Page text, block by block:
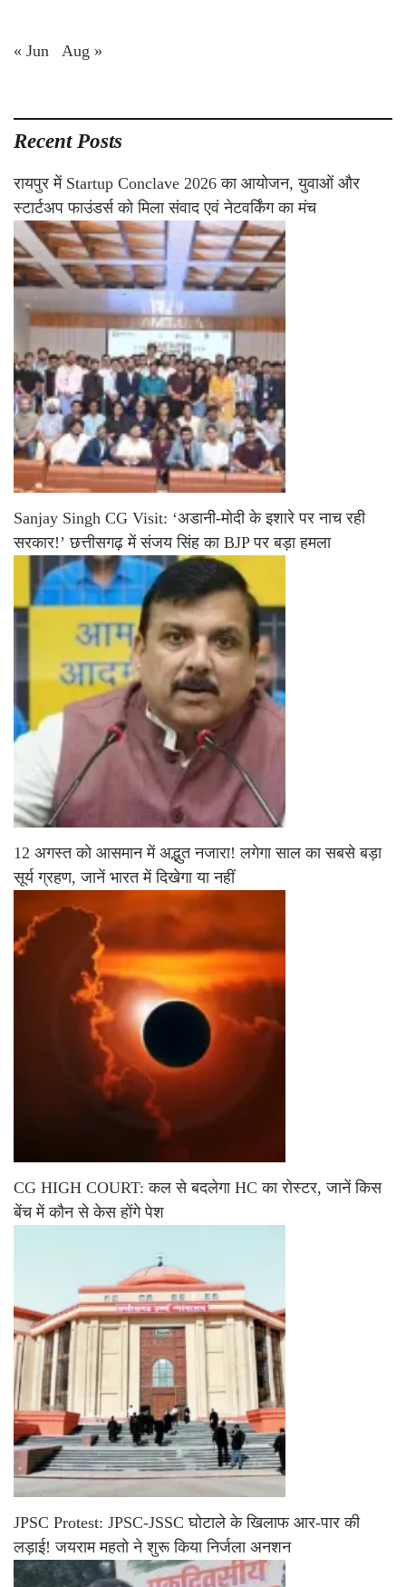
« Jun Aug »
Recent Posts
रायपुर में Startup Conclave 2026 का आयोजन, युवाओं और
स्टार्टअप फाउंडर्स को मिला संवाद एवं नेटवर्किंग का मंच
Sanjay Singh CG Visit: ‘अडानी-मोदी के इशारे पर नाच रही
सरकार!’ छत्तीसगढ़ में संजय सिंह का BJP पर बड़ा हमला
12 अगस्त को आसमान में अद्भुत नजारा! लगेगा साल का सबसे बड़ा
सूर्य ग्रहण, जानें भारत में दिखेगा या नहीं
CG HIGH COURT: कल से बदलेगा HC का रोस्टर, जानें किस
बेंच में कौन से केस होंगे पेश
JPSC Protest: JPSC-JSSC घोटाले के खिलाफ आर-पार की
लड़ाई! जयराम महतो ने शुरू किया निर्जला अनशन